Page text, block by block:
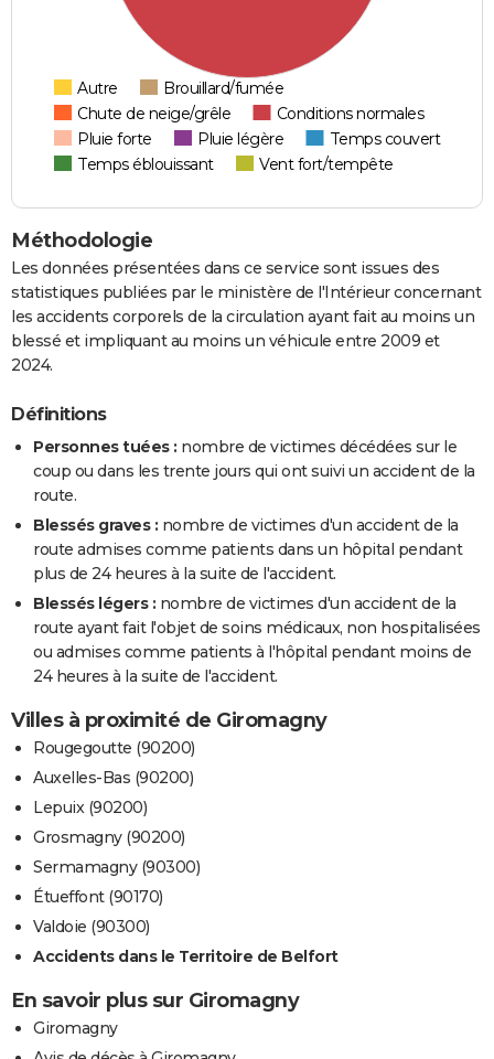
Autre
Brouillard/fumée
Chute de neige/grêle
Conditions normales
Pluie forte
Pluie légère
Temps couvert
Temps éblouissant
Vent fort/tempête
Méthodologie
Les données présentées dans ce service sont issues des
statistiques publiées par le ministère de l'Intérieur concernant
les accidents corporels de la circulation ayant fait au moins un
blessé et impliquant au moins un véhicule entre 2009 et
2024.
Définitions
Personnes tuées : nombre de victimes décédées sur le
coup ou dans les trente jours qui ont suivi un accident de la
route.
Blessés graves : nombre de victimes d'un accident de la
route admises comme patients dans un hôpital pendant
plus de 24 heures à la suite de l'accident.
Blessés légers : nombre de victimes d'un accident de la
route ayant fait l'objet de soins médicaux, non hospitalisées
ou admises comme patients à l'hôpital pendant moins de
24 heures à la suite de l'accident.
Villes à proximité de Giromagny
Rougegoutte (90200)
Auxelles-Bas (90200)
Lepuix (90200)
Grosmagny (90200)
Sermamagny (90300)
Étueffont (90170)
Valdoie (90300)
Accidents dans le Territoire de Belfort
En savoir plus sur Giromagny
Giromagny